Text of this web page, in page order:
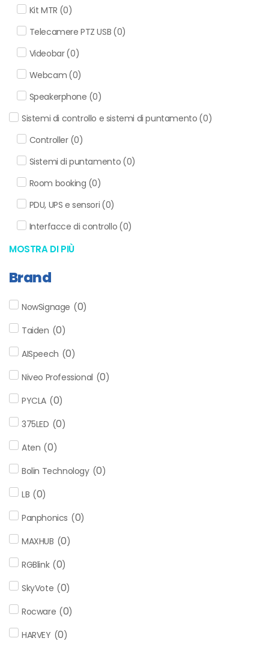
Kit MTR (0)
Telecamere PTZ USB (0)
Videobar(0)
Webcam (0)
Speakerphone (0)
Sistemi di controllo e sistemi di puntamento (0)
Controller (0)
Sistemi di puntamento (0)
Room booking (0)
PDU, UPS e sensori (0)
Interfacce di controllo (0)
MOSTRA DI PIÙ
Brand
NowSignage (0)
Taiden (0)
AISpeech (0)
Niveo Professional (0)
PYCLA (0)
375LED (0)
Aten (0)
Bolin Technology (0)
LB (0)
Panphonics (0)
MAXHUB (0)
RGBlink (0)
SkyVote (0)
Rocware (0)
HARVEY (0)